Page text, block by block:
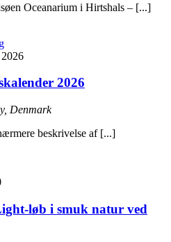
Oceanarium i Hirtshals – [...]
2026
Denmark
beskrivelse af [...]
løb i smuk natur ved